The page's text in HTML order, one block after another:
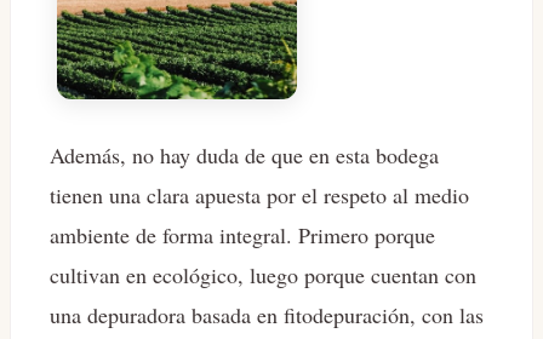
Además, no hay duda de que en esta bodega
tienen una clara apuesta por el respeto al medio
ambiente de forma integral. Primero porque
cultivan en ecológico, luego porque cuentan con
una depuradora basada en fitodepuración, con las